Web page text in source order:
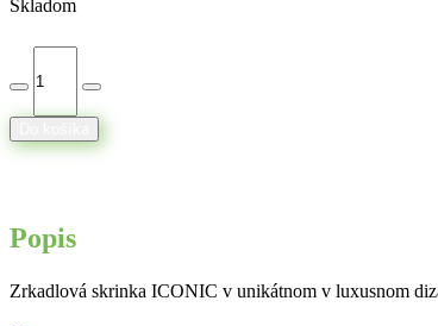
Skladom
Popis
Zrkadlová skrinka ICONIC v unikátnom v luxusnom